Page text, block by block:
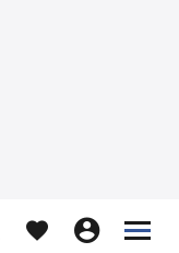
  

